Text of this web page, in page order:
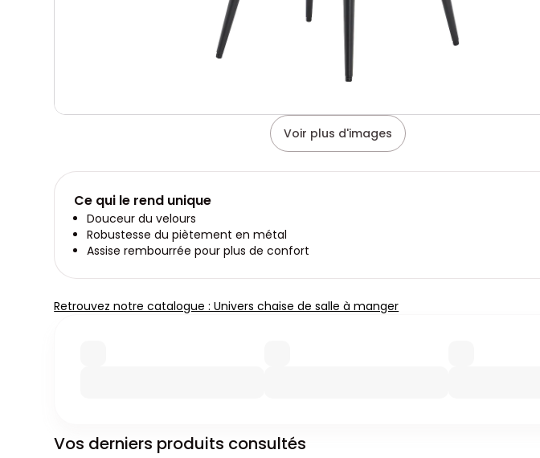
Voir plus d'images
Ce qui le rend unique
Douceur du velours
Robustesse du piètement en métal
Assise rembourrée pour plus de confort
Retrouvez notre catalogue : Univers chaise de salle à manger
Vos derniers produits consultés